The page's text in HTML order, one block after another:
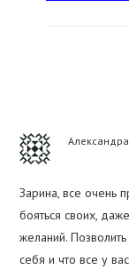
Reader
Александра
Зарина, все очень
бояться своих,
желаний.
себя и что все у